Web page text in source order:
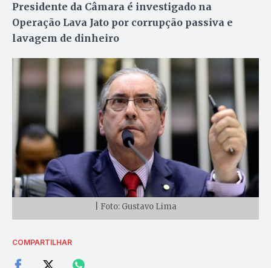
Presidente da Câmara é investigado na
Operação Lava Jato por corrupção passiva e
lavagem de dinheiro
| Foto: Gustavo Lima
COMPARTILHAR